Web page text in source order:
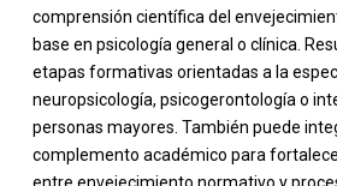
comprensión científica del
base en psicología general o clínica.
etapas formativas orientadas a la
neuropsicología, psicogerontología o
personas mayores. También puede
complemento académico para